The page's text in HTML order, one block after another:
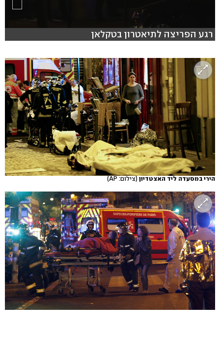
רגע הפריצה לתיאטרון בטקלאן
הירי במסעדה ליד האצטדיון (צילום: AP)